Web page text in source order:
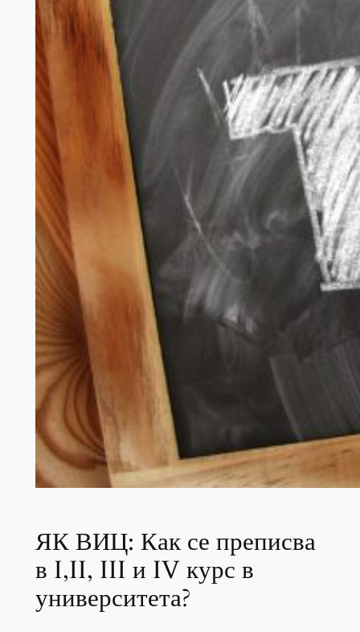
ЯК ВИЦ: Как се преписва
в I,II, III и IV курс в
университета?